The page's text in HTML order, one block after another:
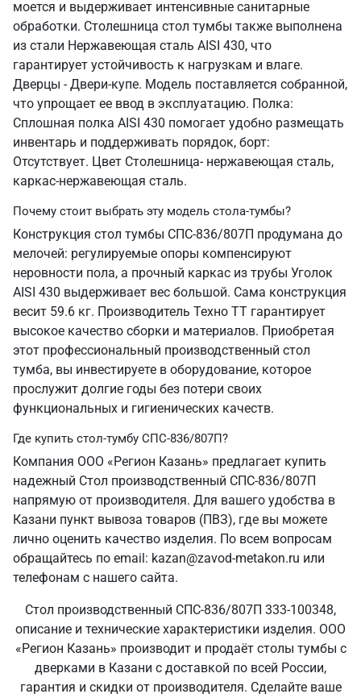
моется и выдерживает интенсивные санитарные
обработки. Столешница стол тумбы также выполнена
из стали Нержавеющая сталь AISI 430, что
гарантирует устойчивость к нагрузкам и влаге.
Дверцы - Двери-купе. Модель поставляется собранной,
что упрощает ее ввод в эксплуатацию. Полка:
Сплошная полка AISI 430 помогает удобно размещать
инвентарь и поддерживать порядок, борт:
Отсутствует. Цвет Столешница- нержавеющая сталь,
каркас-нержавеющая сталь.
Почему стоит выбрать эту модель стола-тумбы?
Конструкция стол тумбы СПС-836/807П продумана до
мелочей: регулируемые опоры компенсируют
неровности пола, а прочный каркас из трубы Уголок
AISI 430 выдерживает вес большой. Сама конструкция
весит 59.6 кг. Производитель Техно ТТ гарантирует
высокое качество сборки и материалов. Приобретая
этот профессиональный производственный стол
тумба, вы инвестируете в оборудование, которое
прослужит долгие годы без потери своих
функциональных и гигиенических качеств.
Где купить стол-тумбу СПС-836/807П?
Компания ООО «Регион Казань» предлагает купить
надежный Стол производственный СПС-836/807П
напрямую от производителя. Для вашего удобства в
Казани пункт вывоза товаров (ПВЗ), где вы можете
лично оценить качество изделия. По всем вопросам
обращайтесь по email: kazan@zavod-metakon.ru или
телефонам с нашего сайта.
Стол производственный СПС-836/807П 333-100348,
описание и технические характеристики изделия. ООО
«Регион Казань» производит и продаёт столы тумбы с
дверками в Казани с доставкой по всей России,
гарантия и скидки от производителя. Сделайте ваше